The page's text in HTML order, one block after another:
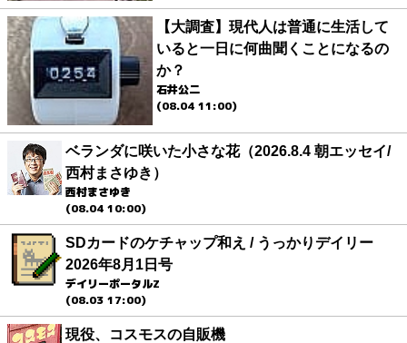
【大調査】現代人は普通に生活して
いると一日に何曲聞くことになるの
か？
石井公二
(08.04 11:00)
ベランダに咲いた小さな花（2026.8.4 朝エッセイ/
西村まさゆき）
西村まさゆき
(08.04 10:00)
SDカードのケチャップ和え / うっかりデイリー
2026年8月1日号
デイリーポータルZ
(08.03 17:00)
現役、コスモスの自販機